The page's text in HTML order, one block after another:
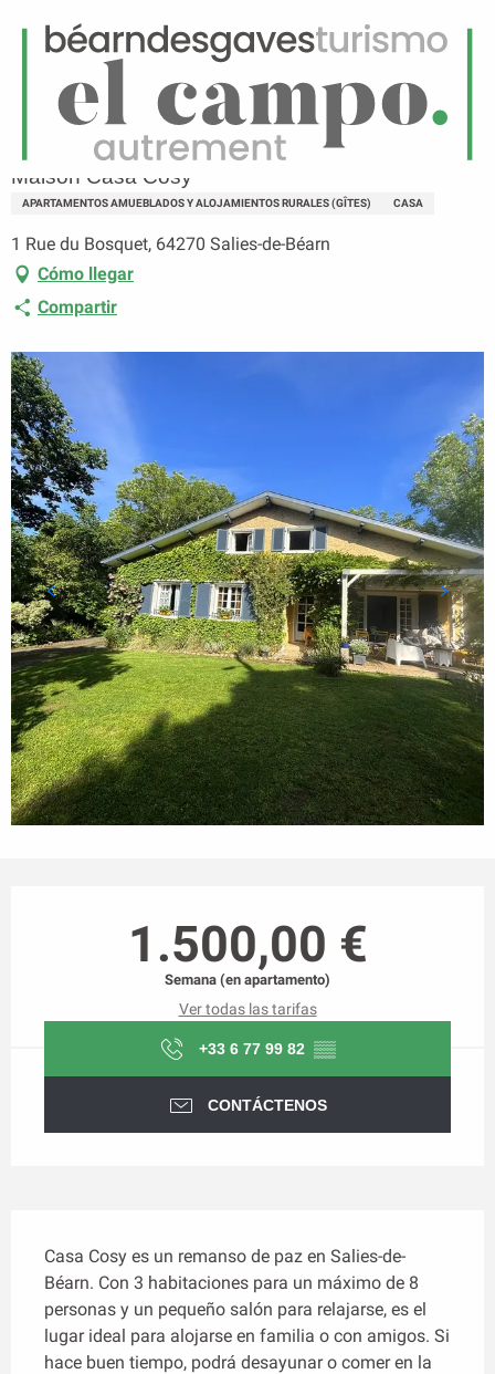
Menú
Página principal Maison Casa Cosy
Maison Casa Cosy
APARTAMENTOS AMUEBLADOS Y ALOJAMIENTOS RURALES (GÎTES) CASA
1 Rue du Bosquet, 64270 Salies-de-Béarn
Cómo llegar
Compartir
1.500,00 €
Semana (en apartamento)
Ver todas las tarifas
+33 6 77 99 82 ▒▒
CONTÁCTENOS
Casa Cosy es un remanso de paz en Salies-de-
Béarn. Con 3 habitaciones para un máximo de 8
personas y un pequeño salón para relajarse, es el
lugar ideal para alojarse en familia o con amigos. Si
hace buen tiempo, podrá desayunar o comer en la